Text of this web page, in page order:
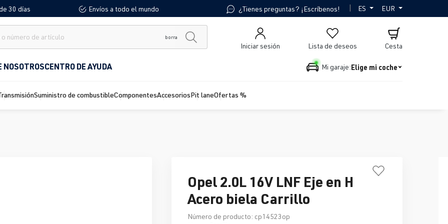
30 días Envíos a todo el mundo ¿Tienes preguntas? ¡Escríbenos! | ES EUR
borra
Lista de deseos
Iniciar sesión Cesta
NOSOTROSCENTRO DE AYUDA Mi garaje:Elige mi coche
Suministro de combustibleComponentesAccesoriosPit laneOfertas %
Opel 2.0L 16V LNF Eje en H
Acero biela Carrillo
Número de producto: cp14523op